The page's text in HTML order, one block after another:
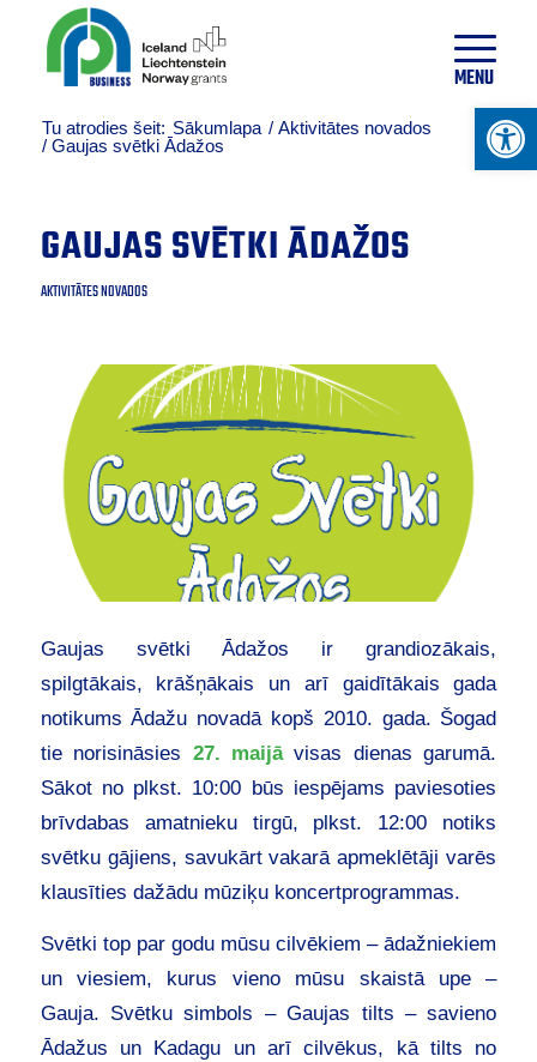
MENU
Tu atrodies šeit: Sākumlapa / Aktivitātes novados
/ Gaujas svētki Ādažos
GAUJAS SVĒTKI ĀDAŽOS
AKTIVITĀTES NOVADOS
Gaujas svētki Ādažos ir grandiozākais,
spilgtākais, krāšņākais un arī gaidītākais gada
notikums Ādažu novadā kopš 2010. gada. Šogad
tie norisināsies 27. maijāvisas dienas garumā.
Sākot no plkst. 10:00 būs iespējams paviesoties
brīvdabas amatnieku tirgū, plkst. 12:00 notiks
svētku gājiens, savukārt vakarā apmeklētāji varēs
klausīties dažādu mūziķu koncertprogrammas.
Svētki top par godu mūsu cilvēkiem – ādažniekiem
un viesiem, kurus vieno mūsu skaistā upe –
Gauja. Svētku simbols – Gaujas tilts – savieno
Ādažus un Kadagu un arī cilvēkus, kā tilts no